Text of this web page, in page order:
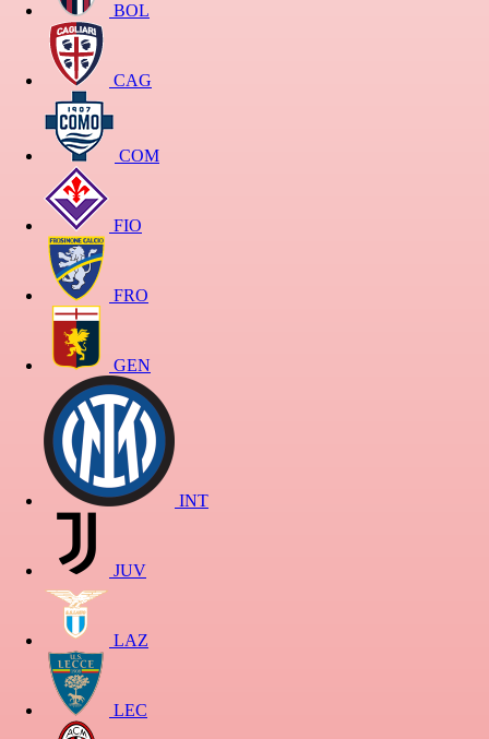
BOL
CAG
COM
FIO
FRO
GEN
INT
JUV
LAZ
LEC